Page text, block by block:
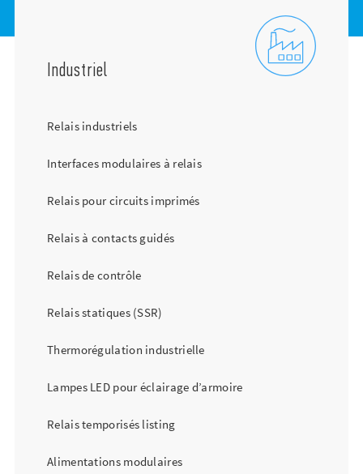
Industriel
Relais industriels
Interfaces modulaires à relais
Relais pour circuits imprimés
Relais à contacts guidés
Relais de contrôle
Relais statiques (SSR)
Thermorégulation industrielle
Lampes LED pour éclairage d’armoire
Relais temporisés listing
Alimentations modulaires